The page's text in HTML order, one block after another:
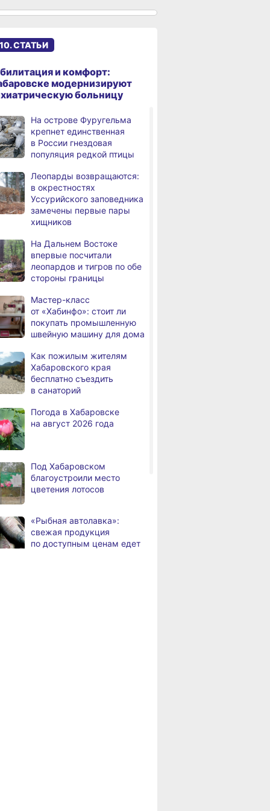
Или ждать
нового
Как федеральным
льготникам
в Хабаровском крае
оформить выплату
вместо соцуслуг
свыше миллиона рублей
В Хабаровске суд
рассмотрит дело об ошибке
при техобслуживании
самолёта
В Хабаровском крае
за сутки произошло 3
дорожно-транспортных
происшествий
В Хабаровске косметолог
осуждена
за мошенничество
В Хабаровске потушили
в деревянном доме
Более сотни граждан
с инвалидностью
в Хабаровском крае
Магнитные бури,
радиационный фон и пробки
Какой сегодня день: День
маяка
в этом году подали свыше
100 тысяч заявлений
медалями «За спасение
на пожаре»
по нацпроекту капитально
ремонтируют кровлю Дома
культуры
СТАТЬИ
и комфорт:
модернизируют
больницу
На острове Фуругельма
крепнет единственная
в России гнездовая
популяция редкой птицы
Леопарды возвращаются:
в окрестностях
Уссурийского заповедника
замечены первые пары
хищников
На Дальнем Востоке
впервые посчитали
леопардов и тигров по обе
стороны границы
Мастер-класс
от «Хабинфо»: стоит ли
покупать промышленную
швейную машину для дома
Как пожилым жителям
Хабаровского края
бесплатно съездить
в санаторий
Погода в Хабаровске
на август 2026 года
Под Хабаровском
благоустроили место
цветения лотосов
«Рыбная автолавка»:
свежая продукция
по доступным ценам едет